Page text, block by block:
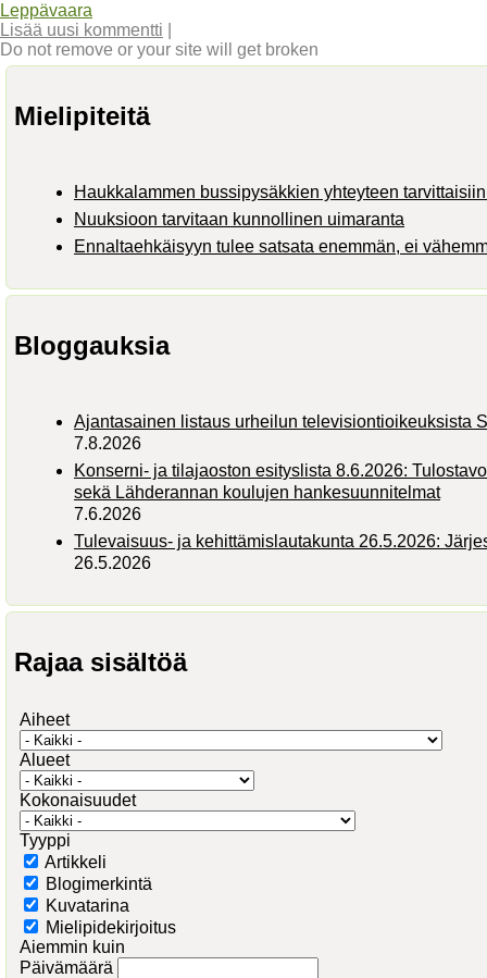
Leppävaara
Lisää uusi kommentti
Do not remove or your site will get broken
Mielipiteitä
Haukkalammen bussipysäkkien yhteyteen
Nuuksioon tarvitaan kunnollinen uimaranta
Ennaltaehkäisyyn tulee satsata enemmän, ei
Bloggauksia
Ajantasainen listaus urheilun televisiontioikeuksista
7.8.2026
Konserni- ja tilajaoston esityslista 8.6.2026:
sekä Lähderannan koulujen hankesuunnitelmat
7.6.2026
Tulevaisuus- ja kehittämislautakunta 26.5.2026:
26.5.2026
Rajaa sisältöä
Aiheet
Alueet
Kokonaisuudet
Tyyppi
Artikkeli
Blogimerkintä
Kuvatarina
Mielipidekirjoitus
Aiemmin kuin
Päivämäärä